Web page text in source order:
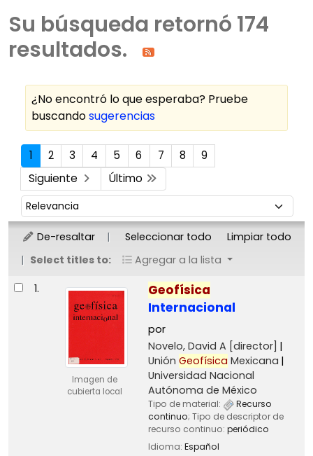
Su búsqueda retornó 174
resultados.
¿No encontró lo que esperaba? Pruebe
buscandosugerencias
Ordenar
1 2 3 4 5 6 7 8
9
Siguiente
Último
Ordenar por:
De-resaltar Seleccionar todo
Limpiar todo
Select titles to:
Agregar a la lista
Resultados
1.
Imagen de
cubierta local
Geofísica
Internacional
por
Novelo, David A [director]
Unión Geofísica Mexicana
Universidad Nacional
Autónoma de México
Tipo de material:
Recurso
continuo; Tipo de descriptor de
recurso continuo: periódico
Idioma: Español